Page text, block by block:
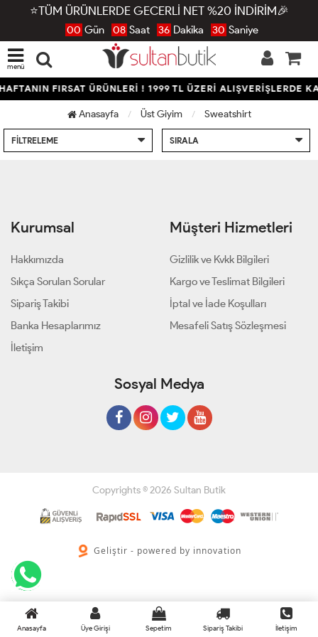
⭐TÜM ÜRÜNLERDE GECERLİ NET %20 İNDİRİM🎉
00 Gün 08 Saat 36 Dakika 30 Saniye
menü
FIRSAT ÜRÜNLERİ ! 1999 TL ÜZERİ ALIŞVERİŞLERDE
Anasayfa Üst Giyim Sweatshirt
FILTRELEME SIRALA
Kurumsal
Hakkımızda
Sıkça Sorulan Sorular
Sipariş Takibi
Banka Hesaplarımız
İletişim
Müşteri Hizmetleri
Gizlilik ve Kvkk Bilgileri
Kargo ve Teslimat Bilgileri
İptal ve İade Koşulları
Mesafeli Satış Sözleşmesi
Sosyal Medya
Copyrights © 2026 Sultan Butik
Geliştir - powered by innovation
Anasayfa Üye Girişi Sepetim Sipariş Takibi İletişim